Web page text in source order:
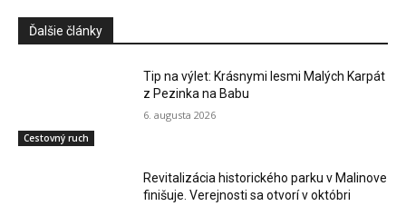
Ďalšie články
Cestovný ruch
Tip na výlet: Krásnymi lesmi Malých Karpát
z Pezinka na Babu
6. augusta 2026
Revitalizácia historického parku v Malinove
finišuje. Verejnosti sa otvorí v októbri